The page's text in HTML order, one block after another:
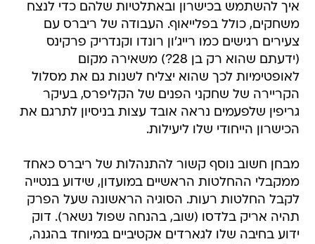
איך להשתמש בכישרון ובאתלטיות שלהם כדי לנצח
משחקים, כולל בפלייאוף. העבודה של ריברס עם
צעירים רגישים כמו רייג'ון רונדו וקנדריק פרקינס
(ידעתם שהוא רק בן 28?) משאירה מקום
לאופטימיות לכך שהוא יצליח לשנות גם את מסלול
הקריירה של שחקני הפנים של הקליפרס, בעיקר
גריפין שלפעמים נראה אובד עצות בניסיון לתרגם את
הכישרון הייחודי שלו ליעילות.
מבחן חשוב נוסף קשור להתנהלות של ריברס כאחד
ממקבלי ההחלטות הראשיים במועדון, שידוע בנטייה
לקבל החלטות רעות. הסוגיה הראשונה שעל הפרק
תהיה אריק בלדסו (שוב, בהנחה שפול נשאר). דוק
ידוע בחיבה שלו לגארדים אקטיביים במיוחד בהגנה,